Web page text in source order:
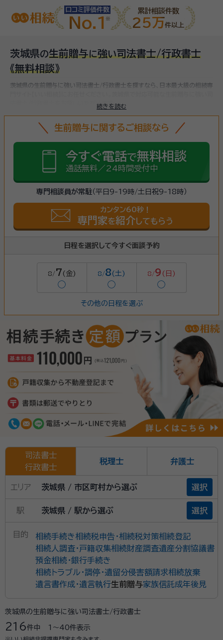
口コミ評価件数
No.1
累計相談件数
25万件以上
茨城県の生前贈与に強い司法書士/行政書士
《無料相談》
続きを読む
茨城県の生前贈与に強い司法書士/行政書士を探すなら、日本最大級の相続専
法書士/行政書士をお探しいただけます。
生前贈与に関するご相談なら
今すぐ電話で無料相談
通話無料／24時間受付中
専門相談員が常駐（平日9-19時/土日祝9-18時）
カンタン60秒！
専門家を紹介 してもらう
日程を選択して今すぐ面談予約
8/7 (金)
◯
8/8(土)
◯
8/9 (日)
◯
その他の日程を選ぶ
司法書士
行政書士
税理士 弁護士
エリア 茨城県 / 市区町村から選ぶ 選択
駅 茨城県 / 駅から選ぶ 選択
目的 相続手続き相続税申告・相続税対策相続登記
相続人調査・戸籍収集相続財産調査遺産分割協議書
預金相続・銀行手続き
相続トラブル・調停・遺留分侵害額請求相続放棄
遺言書作成・遺言執行生前贈与家族信託成年後見
茨城県の生前贈与に強い司法書士/行政書士
216件中 1〜40件表示